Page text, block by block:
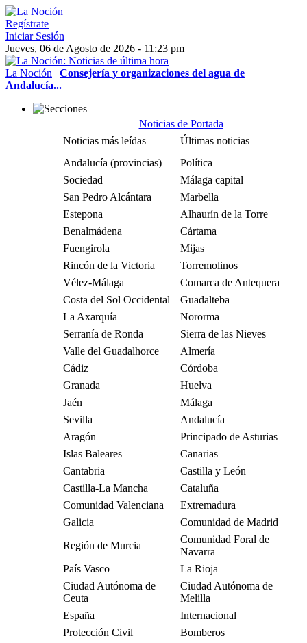
Regístrate
Iniciar Sesión
Jueves, 06 de Agosto de 2026 - 11:23 pm
La Noción | Consejería y organizaciones del agua de
Andalucía...
Noticias de Portada
Noticias más leídas
Últimas noticias
Andalucía (provincias)
Política
Sociedad
Málaga capital
San Pedro Alcántara
Marbella
Estepona
Alhaurín de la Torre
Benalmádena
Cártama
Fuengirola
Mijas
Rincón de la Victoria
Torremolinos
Vélez-Málaga
Comarca de Antequera
Costa del Sol Occidental
Guadalteba
La Axarquía
Nororma
Serranía de Ronda
Sierra de las Nieves
Valle del Guadalhorce
Almería
Cádiz
Córdoba
Granada
Huelva
Jaén
Málaga
Sevilla
Andalucía
Aragón
Principado de Asturias
Islas Baleares
Canarias
Cantabria
Castilla y León
Castilla-La Mancha
Cataluña
Comunidad Valenciana
Extremadura
Galicia
Comunidad de Madrid
Región de Murcia
Comunidad Foral de
Navarra
País Vasco
La Rioja
Ciudad Autónoma de
Ceuta
Ciudad Autónoma de
Melilla
España
Internacional
Protección Civil
Bomberos